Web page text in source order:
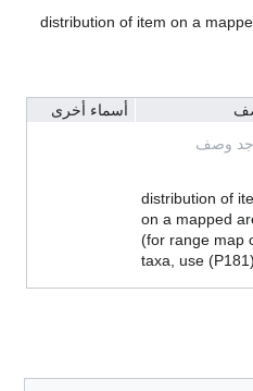
distribution of item on a
أسماء أخرى
وصف
distribution of
on a mapped
(for range map
taxa, use